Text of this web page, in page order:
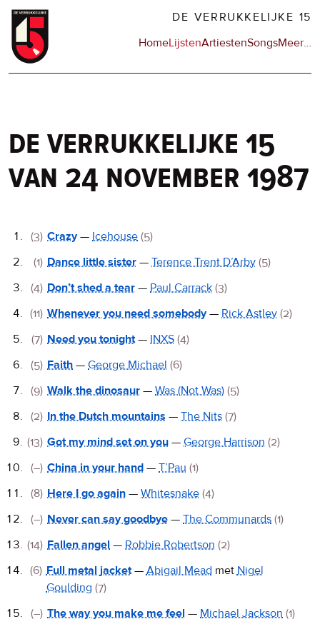
Overslaan
naar
DE VERRUKKELIJKE 15
Hoofdnavigatie
HomeLijstenArtiestenSongsMeerop
…
de verrukkelijke 15
van 24 november 1987
De
Verrukkelijke
15
(3) Crazy— Icehouse (5)
(1) Dance little sister — Terence Trent D’Arby (5)
(4) Don’t shed a tear — Paul Carrack (3)
(11) Whenever you need somebody— Rick Astley (2)
(7) Need you tonight— INXS (4)
(5) Faith — George Michael (6)
(9) Walk the dinosaur — Was (Not Was) (5)
(2) In the Dutch mountains — The Nits (7)
(13) Got my mind set on you — George Harrison (2)
(–) China in your hand — T’Pau (1)
(8) Here I go again — Whitesnake (4)
(–) Never can say goodbye — The Communards (1)
(14) Fallen angel — Robbie Robertson (2)
(6) Full metal jacket— Abigail Mead met Nigel
Goulding (7)
(–) The way you make me feel — Michael Jackson (1)